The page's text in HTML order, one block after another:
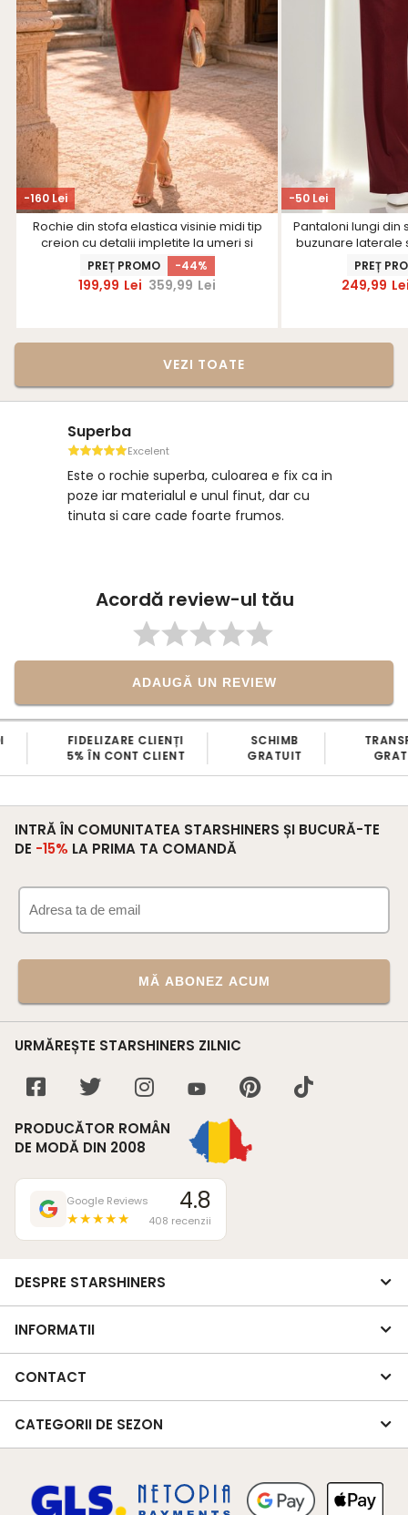
-160 Lei
Rochie din stofa elastica visinie midi tip
creion cu detalii impletite la umeri si
curea - StarShinerS
PREȚ PROMO -44%
199,99 Lei 359,99 Lei
-50 Lei
Pantaloni lungi din
buzunare laterale
PREȚ
249,99
VEZI TOATE
Superba
Excelent
Este o rochie superba, culoarea e fix ca in
poze iar materialul e unul finut, dar cu
tinuta si care cade foarte frumos.
Acordă review-ul tău
ADAUGĂ UN REVIEW
FIDELIZARE CLIENȚI
5% ÎN CONT CLIENT
SCHIMB
GRATUIT
INTRĂ ÎN COMUNITATEA STARSHINERS ȘI BUCURĂ-TE
DE -15% LA PRIMA TA COMANDĂ
MĂ ABONEZ ACUM
URMĂREȘTE STARSHINERS ZILNIC
PRODUCĂTOR ROMÂN
DE MODĂ DIN 2008
Google Reviews
★★★★★
4.8
408 recenzii
DESPRE STARSHINERS
INFORMATII
CONTACT
CATEGORII DE SEZON